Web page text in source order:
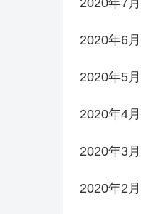
2020年7月
2020年6月
2020年5月
2020年4月
2020年3月
2020年2月